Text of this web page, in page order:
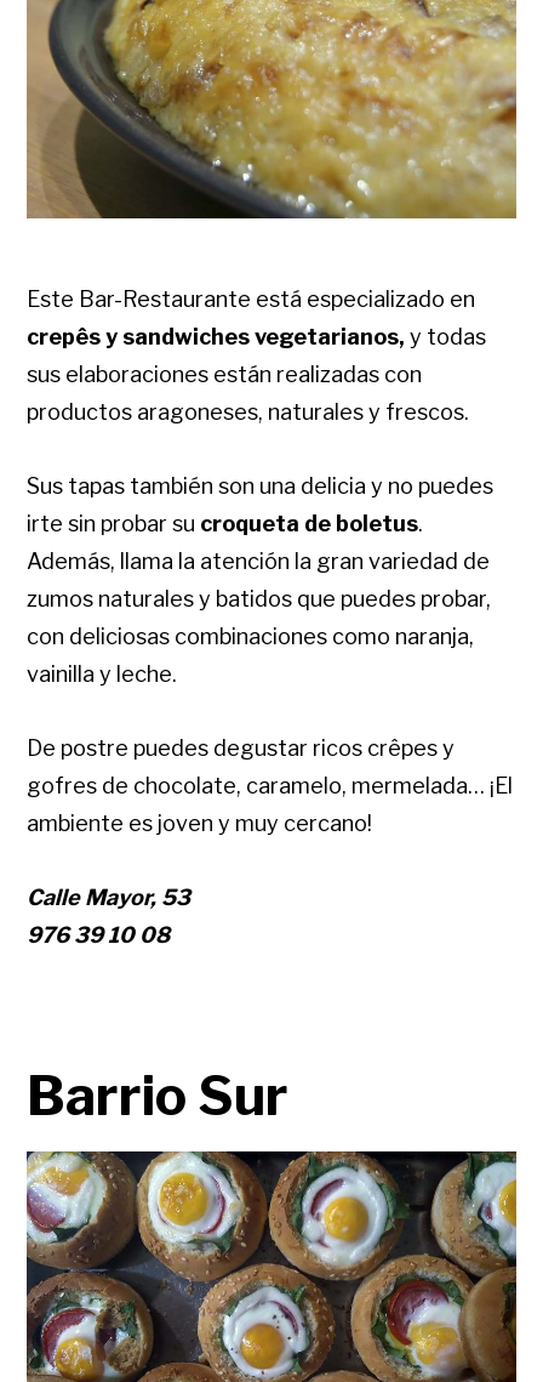
Este Bar-Restaurante está especializado en
crepês y sandwiches vegetarianos,y todas
sus elaboraciones están realizadas con
productos aragoneses, naturales y frescos.
Sus tapas también son una delicia y no puedes
irte sin probar su croqueta de boletus.
Además, llama la atención la gran variedad de
zumos naturales y batidos que puedes probar,
con deliciosas combinaciones como naranja,
vainilla y leche.
De postre puedes degustar ricos crêpes y
gofres de chocolate, caramelo, mermelada… ¡El
ambiente es joven y muy cercano!
Calle Mayor, 53
976 39 10 08
Barrio Sur